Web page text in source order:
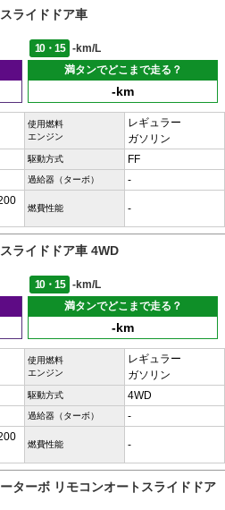
ライドドア車
10・15
-km/L
満タンでどこまで走る？
-km
使用燃料
エンジン
レギュラー
ガソリン
駆動方式 FF
過給器（ターボ） -
燃費性能 -
ライドドア車 4WD
10・15
-km/L
満タンでどこまで走る？
-km
使用燃料
エンジン
レギュラー
ガソリン
駆動方式 4WD
過給器（ターボ） -
燃費性能 -
ターボ リモコンオートスライドドア